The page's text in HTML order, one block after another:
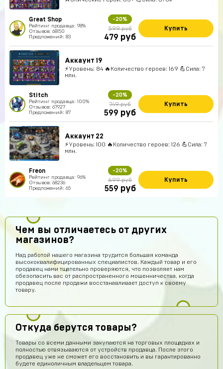
Great Shop
Рейтинг продавца: 98%
Отзывов: 68150
Предложений: 83
-20%
599 руб
479 руб
Купить
Аккаунт 19
⚡Уровень: 84 🔥Количество героев: 169 💪Сила: 7
млн.
Stitch
Рейтинг продавца: 100%
Отзывов: 67927
Предложений: 87
-20%
749 руб
599 руб
Купить
Аккаунт 22
⚡Уровень: 100 🔥Количество героев: 126 💪Сила: 7
млн.
Freon
Рейтинг продавца: 96%
Отзывов: 68236
Предложений: 65
-20%
699 руб
559 руб
Купить
Чем вы отличаетесь от других
магазинов?
Над работой нашего магазина трудится большая команда
высококвалифицированных специалистов. Каждый товар и его
продавец нами тщательно проверяются, что позволяет нам
обезопасить вас от распространенного мошенничества, когда
продавец после продажи восстанавливает доступ к своему
товару.
Откуда берутся товары?
Товары со всеми данными закупаются на торговых площадках и
полностью отвязываются от устройств продавца. После этого
продавец уже не сможет его восстановить и вы гарантированно
будете единоличным владельцем товара.